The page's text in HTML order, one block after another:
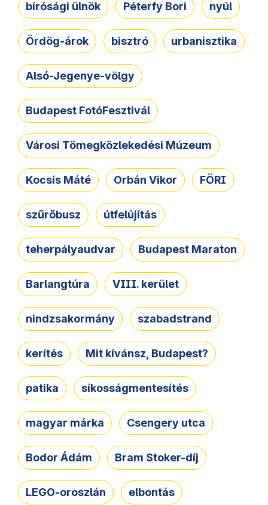
bírósági ülnök Péterfy Bori nyúl
Ördög-árok bisztró urbanisztika
Alsó-Jegenye-völgy
Budapest FotóFesztivál
Városi Tömegközlekedési Múzeum
Kocsis Máté Orbán Vikor FÖRI
szűrőbusz útfelújítás
teherpályaudvar Budapest Maraton
Barlangtúra VIII. kerület
nindzsakormány szabadstrand
kerítés Mit kívánsz, Budapest?
patika síkosságmentesítés
magyar márka Csengery utca
Bodor Ádám Bram Stoker-díj
LEGO-oroszlán elbontás